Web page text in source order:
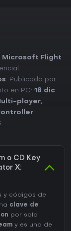
Microsoft Flight
. Publicado por
en PC: 18 dic
player,
.
o CD Key
X:
y códigos de
clave de
por solo
y es una de